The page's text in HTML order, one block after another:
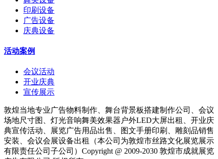
印刷设备
广告设备
庆典设备
活动案例
会议活动
开业庆典
宣传展示
敦煌当地专业广告物料制作、舞台背景板搭建制作公司、会议
场地尺寸图、灯光音响舞美效果器户外LED大屏出租、开业庆
典宣传活动、展览广告用品出售、图文手册印刷、雕刻品销售
安装、会议会展设备出租（本公司为敦煌市丝路文化展览展示
有限责任公司子公司）Copyright @ 2009-2030 敦煌市成就展览